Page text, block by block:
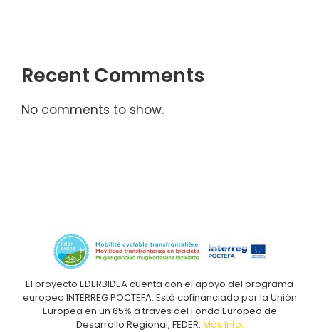
Recent Comments
No comments to show.
El proyecto EDERBIDEA cuenta con el apoyo del programa
europeo INTERREG POCTEFA. Está cofinanciado por la Unión
Europea en un 65% a través del Fondo Europeo de
Desarrollo Regional, FEDER. Más Info.